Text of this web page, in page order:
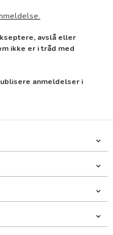
avslå eller
ikke er i tråd med
anmeldelser i